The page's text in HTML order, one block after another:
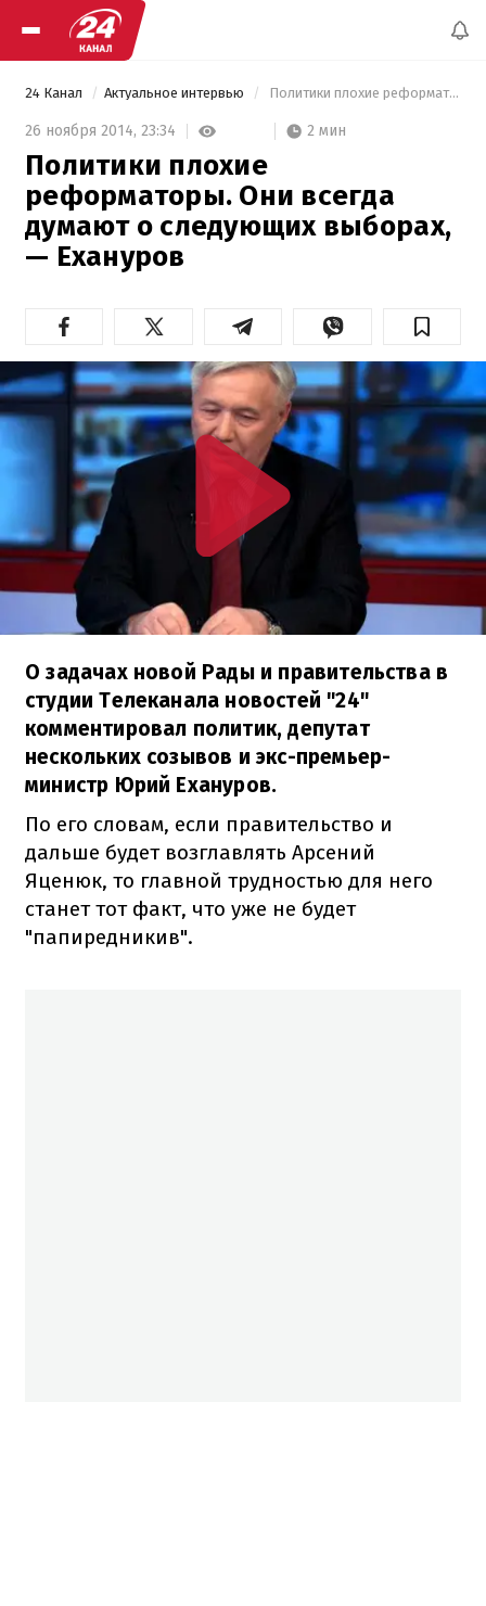
24 Канал Актуальное интервью Политики плохие реформаторы. Они всегда думают о следующих выборах, — Ехануров
26 ноября 2014, 23:34 2 мин
Политики плохие
реформаторы. Они всегда
думают о следующих выборах,
— Ехануров
О задачах новой Рады и правительства в
студии Телеканала новостей "24"
комментировал политик, депутат
нескольких созывов и экс-премьер-
министр Юрий Ехануров.
По его словам, если правительство и
дальше будет возглавлять Арсений
Яценюк, то главной трудностью для него
станет тот факт, что уже не будет
"папиредникив".